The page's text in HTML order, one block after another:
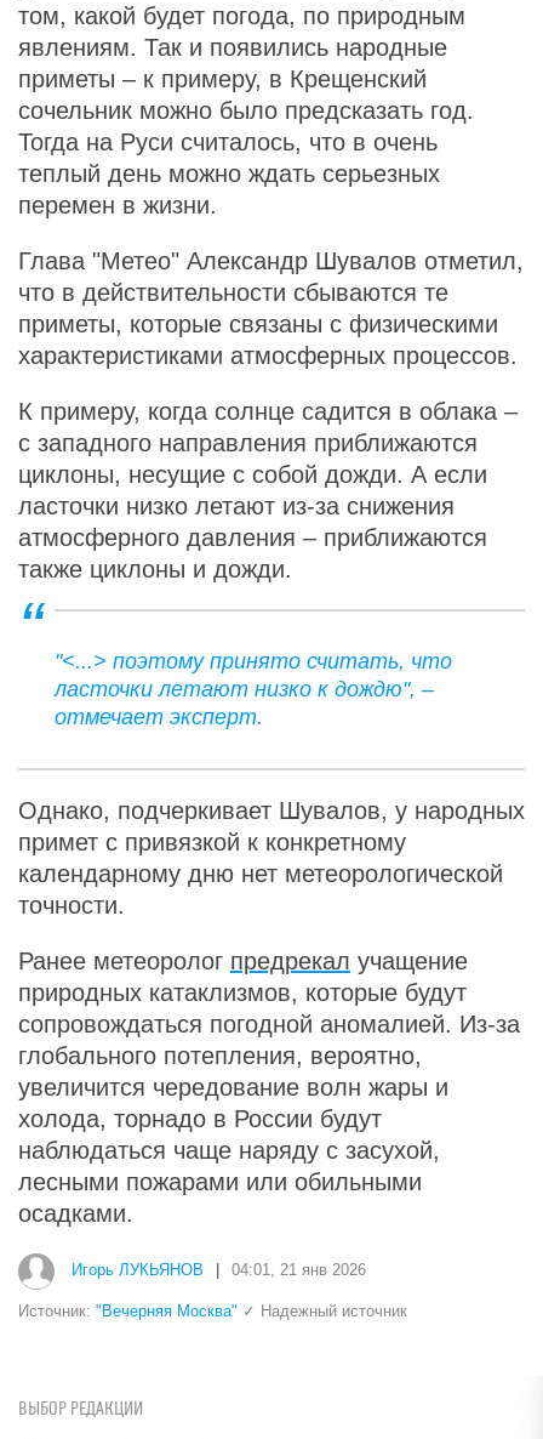
том, какой будет погода, по природным
явлениям. Так и появились народные
приметы – к примеру, в Крещенский
сочельник можно было предсказать год.
Тогда на Руси считалось, что в очень
теплый день можно ждать серьезных
перемен в жизни.
Глава "Метео" Александр Шувалов отметил,
что в действительности сбываются те
приметы, которые связаны с физическими
характеристиками атмосферных процессов.
К примеру, когда солнце садится в облака –
с западного направления приближаются
циклоны, несущие с собой дожди. А если
ласточки низко летают из-за снижения
атмосферного давления – приближаются
также циклоны и дожди.
"<...> поэтому принято считать, что
ласточки летают низко к дождю", –
отмечает эксперт.
Однако, подчеркивает Шувалов, у народных
примет с привязкой к конкретному
календарному дню нет метеорологической
точности.
Ранее метеоролог предрекал учащение
природных катаклизмов, которые будут
сопровождаться погодной аномалией. Из-за
глобального потепления, вероятно,
увеличится чередование волн жары и
холода, торнадо в России будут
наблюдаться чаще наряду с засухой,
лесными пожарами или обильными
осадками.
Игорь ЛУКЬЯНОВ 04:01, 21 янв 2026
Источник: "Вечерняя Москва" ✓ Надежный источник
ВЫБОР РЕДАКЦИИ